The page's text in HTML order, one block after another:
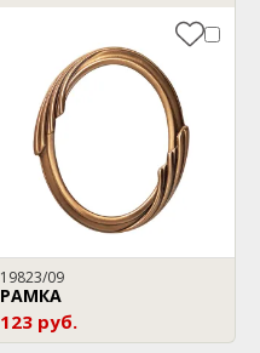
19823/09
РАМКА
123 руб.